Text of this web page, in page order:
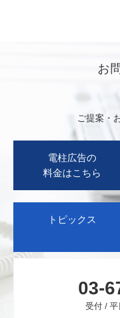
お
ご提案・
電柱広告の
料金はこちら
トピックス
03-
受付 /